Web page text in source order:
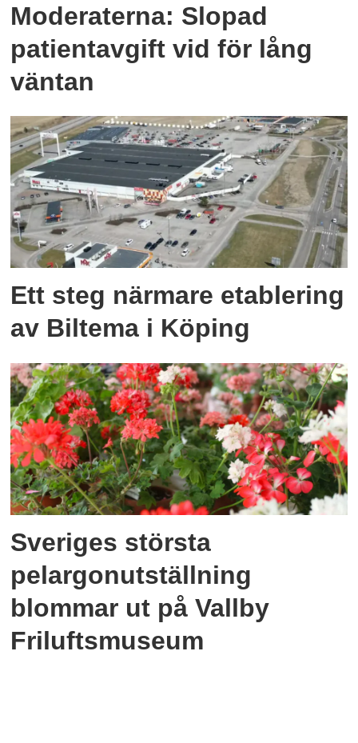
Moderaterna: Slopad
patientavgift vid för lång
väntan
Ett steg närmare etablering
av Biltema i Köping
Sveriges största
pelargonutställning
blommar ut på Vallby
Friluftsmuseum